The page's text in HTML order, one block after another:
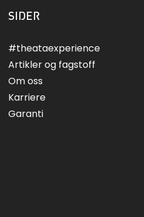
SIDER
#theataexperience
Artikler og fagstoff
Om oss
Karriere
Garanti